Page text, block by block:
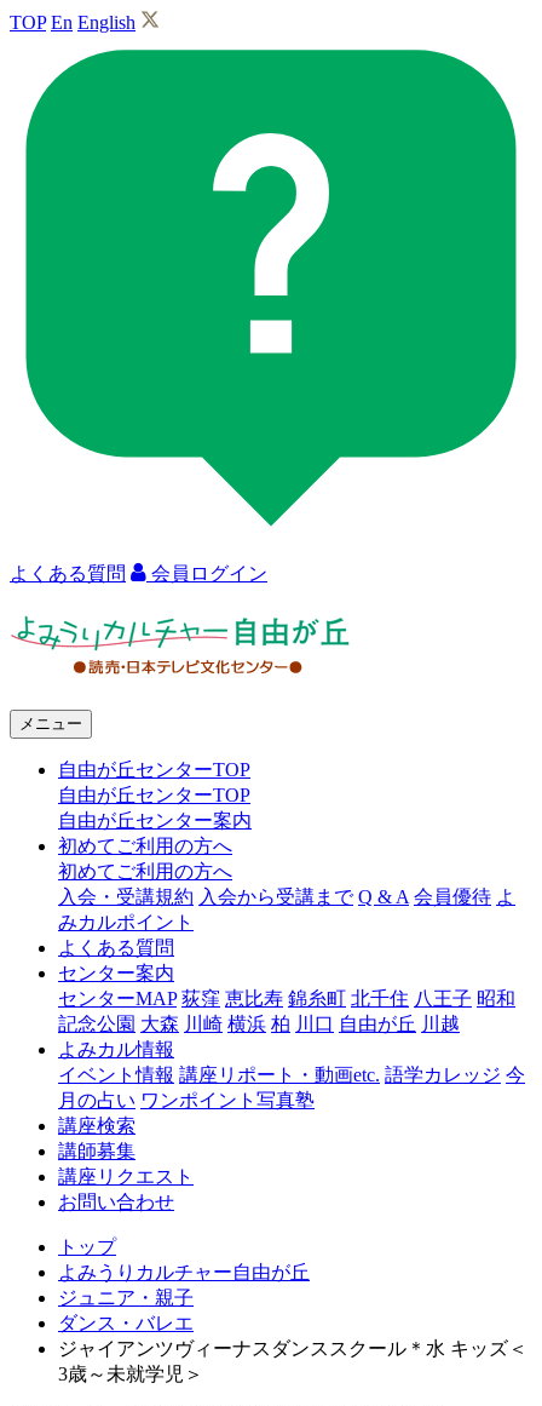
TOP En English
よくある質問 会員ログイン
ャ
由
丘
メニュー
自由が丘センターTOP
自由が丘センターTOP
自由が丘センター案内
初めてご利用の方へ
初めてご利用の方へ
入会・受講規約 入会から受講まで Q & A 会員優待 よ
みカルポイント
よくある質問
センター案内
センターMAP 荻窪 恵比寿 錦糸町 北千住 八王子 昭和
記念公園 大森 川崎 横浜 柏 川口 自由が丘 川越
よみカル情報
イベント情報 講座リポート・動画etc. 語学カレッジ 今
月の占い ワンポイント写真塾
講座検索
講師募集
講座リクエスト
お問い合わせ
トップ
よみうりカルチャー自由が丘
ジュニア・親子
ダンス・バレエ
ジャイアンツヴィーナスダンススクール＊水 キッズ＜
3歳～未就学児＞